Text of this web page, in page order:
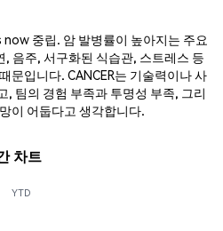
중립. 암 발병률이 높아지는 주요
음주, 서구화된 식습관, 스트레스 등
문입니다. CANCER는 기술력이나 사
, 팀의 경험 부족과 투명성 부족, 그리
이 어둡다고 생각합니다.
차트
YTD